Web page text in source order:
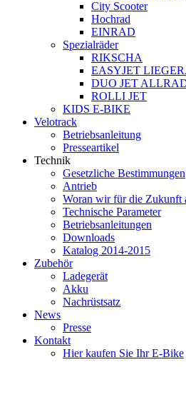
City Scooter
Hochrad
EINRAD
Spezialräder
RIKSCHA
EASYJET
DUO JET
ROLLI JET
KIDS E-BIKE
Velotrack
Betriebsanleitung
Presseartikel
Technik
Gesetzliche Bestimmungen
Antrieb
Woran wir für die Zukunft
Technische Parameter
Betriebsanleitungen
Downloads
Katalog 2014-2015
Zubehör
Ladegerät
Akku
Nachrüstsatz
News
Presse
Kontakt
Hier kaufen Sie Ihr E-Bike